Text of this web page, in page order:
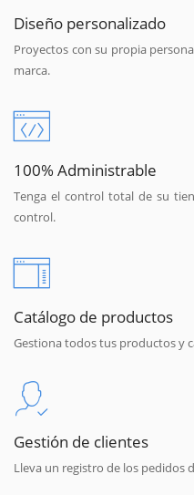
Diseño personalizado
Proyectos con su propia
marca.
100% Administrable
Tenga el control total de su
control.
Catálogo de productos
Gestiona todos tus productos y
Gestión de clientes
Lleva un registro de los pedidos